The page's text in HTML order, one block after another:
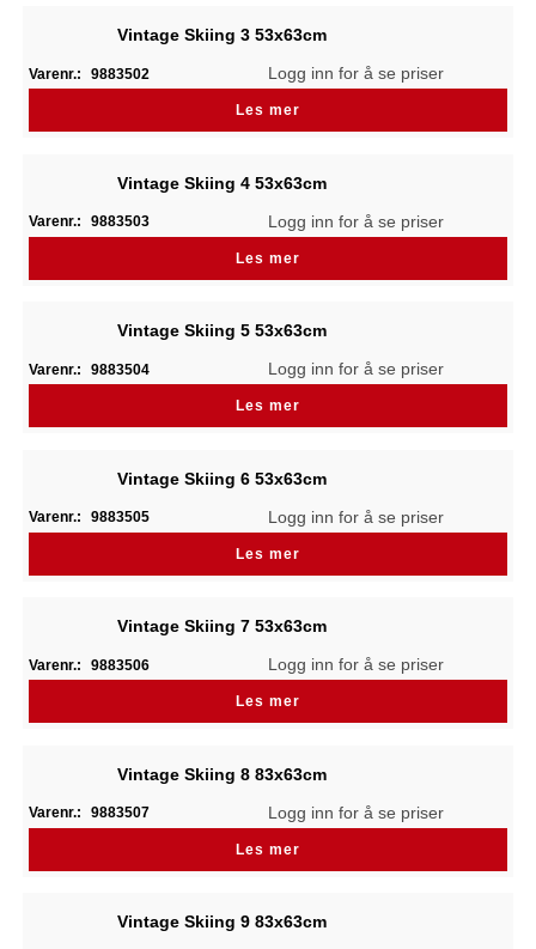
Vintage Skiing 3 53x63cm
Varenr.: 9883502 Logg inn for å se priser
Les mer
Vintage Skiing 4 53x63cm
Varenr.: 9883503 Logg inn for å se priser
Les mer
Vintage Skiing 5 53x63cm
Varenr.: 9883504 Logg inn for å se priser
Les mer
Vintage Skiing 6 53x63cm
Varenr.: 9883505 Logg inn for å se priser
Les mer
Vintage Skiing 7 53x63cm
Varenr.: 9883506 Logg inn for å se priser
Les mer
Vintage Skiing 8 83x63cm
Varenr.: 9883507 Logg inn for å se priser
Les mer
Vintage Skiing 9 83x63cm